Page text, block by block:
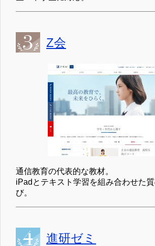
Z会
通信教育の代表的な教材。
iPadとテキスト学習を組み合わせた
び。
進研ゼミ